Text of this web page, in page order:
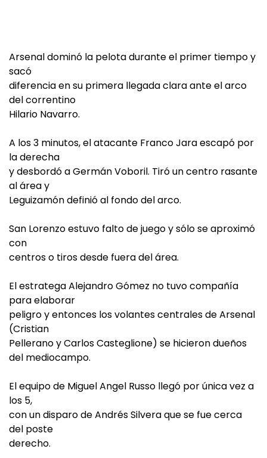
Arsenal dominó la pelota durante el primer tiempo y
sacó
diferencia en su primera llegada clara ante el arco
del correntino
Hilario Navarro.
A los 3 minutos, el atacante Franco Jara escapó por
la derecha
y desbordó a Germán Voboril. Tiró un centro rasante
al área y
Leguizamón definió al fondo del arco.
San Lorenzo estuvo falto de juego y sólo se aproximó
con
centros o tiros desde fuera del área.
El estratega Alejandro Gómez no tuvo compañía
para elaborar
peligro y entonces los volantes centrales de Arsenal
(Cristian
Pellerano y Carlos Casteglione) se hicieron dueños
del mediocampo.
El equipo de Miguel Angel Russo llegó por única vez a
los 5,
con un disparo de Andrés Silvera que se fue cerca
del poste
derecho.